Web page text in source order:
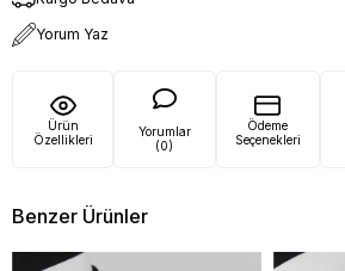
Yorum Yaz
Ürün
Özellikleri
Yorumlar
(0)
Ödeme
Seçenekleri
Benzer Ürünler